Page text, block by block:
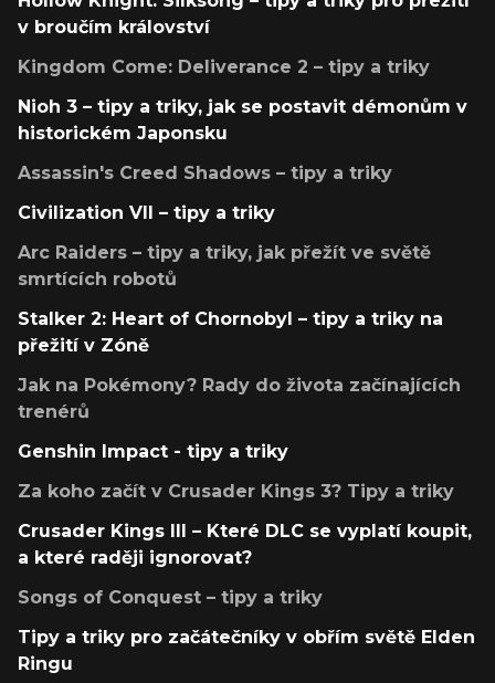
v broučím království
Kingdom Come: Deliverance 2 – tipy a triky
Nioh 3 – tipy a triky, jak se postavit démonům v
historickém Japonsku
Assassin's Creed Shadows – tipy a triky
Civilization VII – tipy a triky
Arc Raiders – tipy a triky, jak přežít ve světě
smrtících robotů
Stalker 2: Heart of Chornobyl – tipy a triky na
přežití v Zóně
Jak na Pokémony? Rady do života začínajících
trenérů
Genshin Impact - tipy a triky
Za koho začít v Crusader Kings 3? Tipy a triky
Crusader Kings III – Které DLC se vyplatí koupit,
a které raději ignorovat?
Songs of Conquest – tipy a triky
Tipy a triky pro začátečníky v obřím světě Elden
Ringu